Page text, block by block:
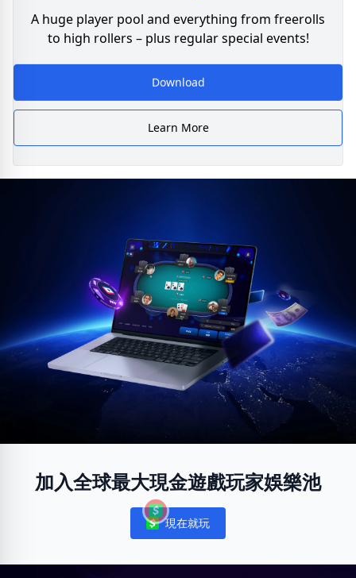
A huge player pool and everything from freerolls
to high rollers – plus regular special events!
Download
Learn More
加入全球最大現金遊戲玩家娛樂池
Notifications
現在就玩